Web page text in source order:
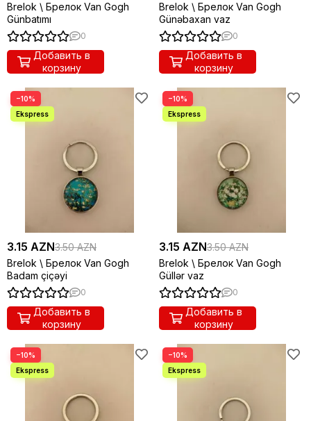
Brelok \ Брелок Van Gogh
Günbatımı
0
Добавить в
корзину
Brelok \ Брелок Van Gogh
Günəbaxan vaz
0
Добавить в
корзину
−10%
3.15 AZN3.50 AZN
Brelok \ Брелок Van Gogh
Badam çiçəyi
0
Добавить в
корзину
−10%
3.15 AZN3.50 AZN
Brelok \ Брелок Van Gogh
Güllər vaz
0
Добавить в
корзину
−10% −10%